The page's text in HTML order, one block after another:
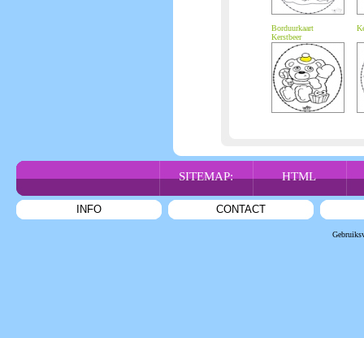
Borduurkaart
Kerstbeer
SITEMAP: HTML
INFO CONTACT